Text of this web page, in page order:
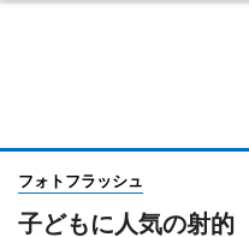
フォトフラッシュ
子どもに人気の射